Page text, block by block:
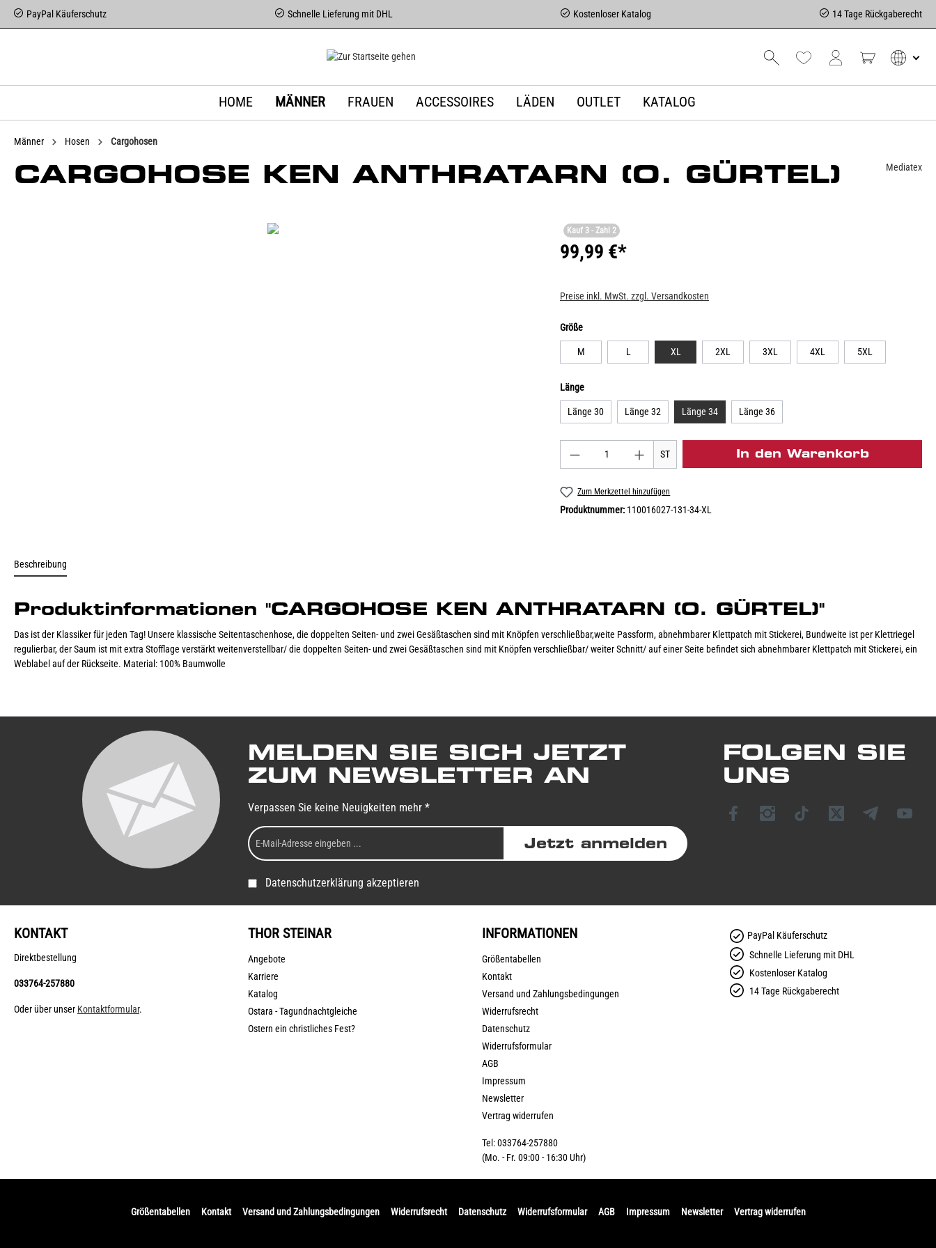
PayPal Käuferschutz Schnelle Lieferung mit DHL Kostenloser Katalog 14 Tage Rückgaberecht
HOME MÄNNER FRAUEN ACCESSOIRES LÄDEN OUTLET KATALOG
Männer Hosen Cargohosen
CARGOHOSE KEN ANTHRATARN (O. GÜRTEL) Mediatex
Kauf 3 - Zahl 2
99,99 €*
Preise inkl. MwSt. zzgl. Versandkosten
Größe
M L XL 2XL 3XL 4XL 5XL
Länge
Länge 30 Länge 32 Länge 34 Länge 36
ST In den Warenkorb
Zum Merkzettel hinzufügen
Produktnummer: 110016027-131-34-XL
Beschreibung
Produktinformationen "CARGOHOSE KEN ANTHRATARN (O. GÜRTEL)"
Das ist der Klassiker für jeden Tag! Unsere klassische Seitentaschenhose, die doppelten Seiten- und zwei Gesäßtaschen sind mit Knöpfen verschließbar,weite Passform, abnehmbarer Klettpatch mit Stickerei, Bundweite ist per Klettriegel
regulierbar, der Saum ist mit extra Stofflage verstärkt weitenverstellbar/ die doppelten Seiten- und zwei Gesäßtaschen sind mit Knöpfen verschließbar/ weiter Schnitt/ auf einer Seite befindet sich abnehmbarer Klettpatch mit Stickerei, ein
Weblabel auf der Rückseite. Material: 100% Baumwolle
MELDEN SIE SICH JETZT
ZUM NEWSLETTER AN
Verpassen Sie keine Neuigkeiten mehr *
Jetzt anmelden
Datenschutzerklärung akzeptieren
FOLGEN SIE
UNS
KONTAKT
Direktbestellung
033764-257880
Oder über unser Kontaktformular.
THOR STEINAR
Angebote
Karriere
Katalog
Ostara - Tagundnachtgleiche
Ostern ein christliches Fest?
INFORMATIONEN
Größentabellen
Kontakt
Versand und Zahlungsbedingungen
Widerrufsrecht
Datenschutz
Widerrufsformular
AGB
Impressum
Newsletter
Vertrag widerrufen
Tel: 033764-257880
(Mo. - Fr. 09:00 - 16:30 Uhr)
PayPal Käuferschutz
Schnelle Lieferung mit DHL
Kostenloser Katalog
14 Tage Rückgaberecht
Größentabellen Kontakt Versand und Zahlungsbedingungen Widerrufsrecht Datenschutz Widerrufsformular AGB Impressum Newsletter Vertrag widerrufen